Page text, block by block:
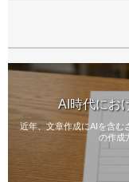
AI時代にお
近年、文章作成にAIを含む
の作成